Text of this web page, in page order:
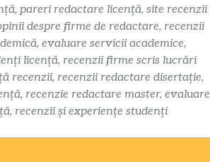
pareri redactare licență, site recenzii
despre firme de redactare, recenzii
evaluare servicii academice,
licență, recenzii firme scris lucrări
recenzii, recenzii redactare disertație,
recenzie redactare master, evaluare
recenzii și experiențe studenți